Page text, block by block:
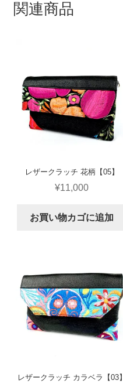
関連商品
レザークラッチ 花柄【05】
¥11,000
お買い物カゴに追加
レザークラッチ カラベラ【03】